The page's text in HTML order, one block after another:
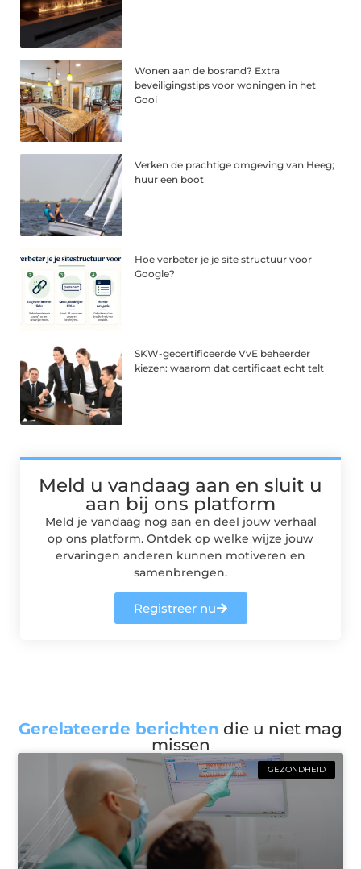
Wonen aan de bosrand? Extra
beveiligingstips voor woningen in het
Gooi
Verken de prachtige omgeving van Heeg;
huur een boot
Hoe verbeter je je site structuur voor
Google?
SKW-gecertificeerde VvE beheerder
kiezen: waarom dat certificaat echt telt
Meld u vandaag aan en sluit u
aan bij ons platform
Meld je vandaag nog aan en deel jouw verhaal
op ons platform. Ontdek op welke wijze jouw
ervaringen anderen kunnen motiveren en
samenbrengen.
Registreer nu
Gerelateerde berichten die u niet mag
missen
GEZONDHEID